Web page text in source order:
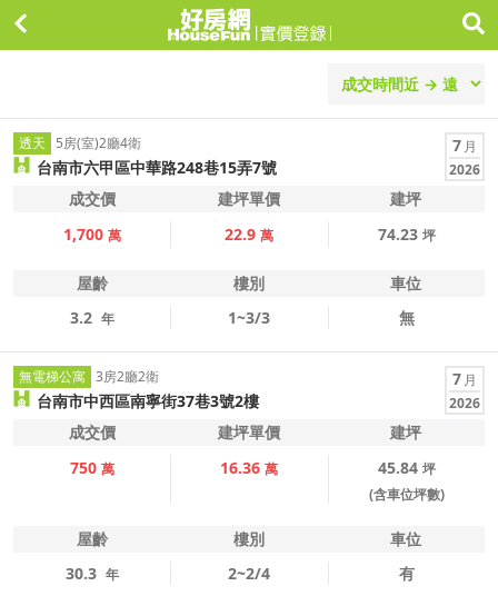
透天 5房(室)2廳4衛
台南市六甲區中華路248巷15弄7號
7 月
2026
成交價 建坪單價
建坪
1,700 萬 22.9 萬 74.23 坪
屋齡 樓別
車位
3.2 年 1~3/3 無
無電梯公寓 3房2廳2衛
台南市中西區南寧街37巷3號2樓
7 月
2026
成交價 建坪單價
建坪
750 萬 16.36 萬 45.84 坪
(含車位坪數)
屋齡 樓別
車位
30.3 年 2~2/4 有